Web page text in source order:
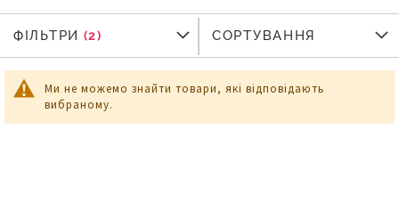
Ми не можемо знайти товари, які відповідають
вибраному.
ФІЛЬТРИ
ФІЛЬТРИ СОРТУВАННЯ